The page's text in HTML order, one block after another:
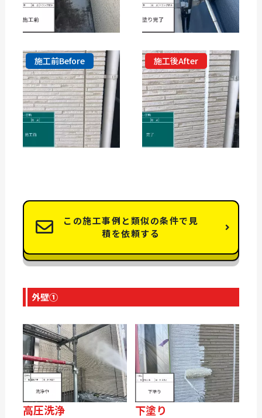
施工前Before 施工後After
この施工事例と類似の条件で見
積を依頼する
外壁①
高圧洗浄 下塗り